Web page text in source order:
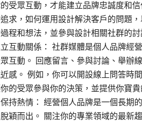
受眾互動，才能建立品牌忠誠度和
求，如何運用設計解決客戶的問題
程和想法，並參與設計相關社群的
互動關係： 社群媒體是個人品牌經
互動。 回應留言、參與討論、舉辦
感。 例如，你可以開設線上問答時
你的受眾參與你的決策，並提供你寶貴
持熱情： 經營個人品牌是一個長期
穎而出。 關注你的專業領域的最新